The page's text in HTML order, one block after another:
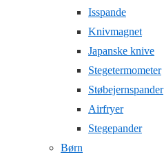
Isspande
Knivmagnet
Japanske knive
Stegetermometer
Støbejernspander
Airfryer
Stegepander
Børn